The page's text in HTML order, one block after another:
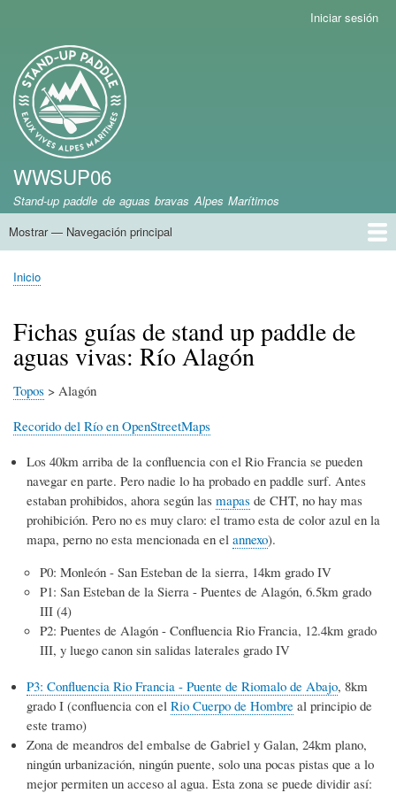
cuenta
de
usuario
Iniciar sesión
Marca del sitio
WWSUP06
Stand-up paddle de aguas bravas Alpes Marítimos
Navegación
Mostrar — Navegación principal
Inicio
Sobrescribir
de
a
la
Inicio
Fichas guías de stand up paddle de
aguas vivas: Río Alagón
Topos > Alagón
Recorido del Río en OpenStreetMaps
Los 40km arriba de la confluencia con el Rio Francia se pueden
navegar en parte. Pero nadie lo ha probado en paddle surf. Antes
estaban prohibidos, ahora según las mapas de CHT, no hay mas
prohibición. Pero no es muy claro: el tramo esta de color azul en la
mapa, perno no esta mencionada en el annexo).
P0: Monleón - San Esteban de la sierra, 14km grado IV
P1: San Esteban de la Sierra - Puentes de Alagón, 6.5km grado
III (4)
P2: Puentes de Alagón - Confluencia Rio Francia, 12.4km grado
III, y luego canon sin salidas laterales grado IV
P3: Confluencia Rio Francia - Puente de Riomalo de Abajo, 8km
grado I (confluencia con el Rio Cuerpo de Hombre al principio de
este tramo)
Zona de meandros del embalse de Gabriel y Galan, 24km plano,
ningún urbanización, ningún puente, solo una pocas pistas que a lo
mejor permiten un acceso al agua. Esta zona se puede dividir así: